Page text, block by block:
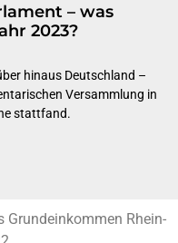
– was
2023?
hinaus Deutschland –
Versammlung in
stattfand.
Rhein-